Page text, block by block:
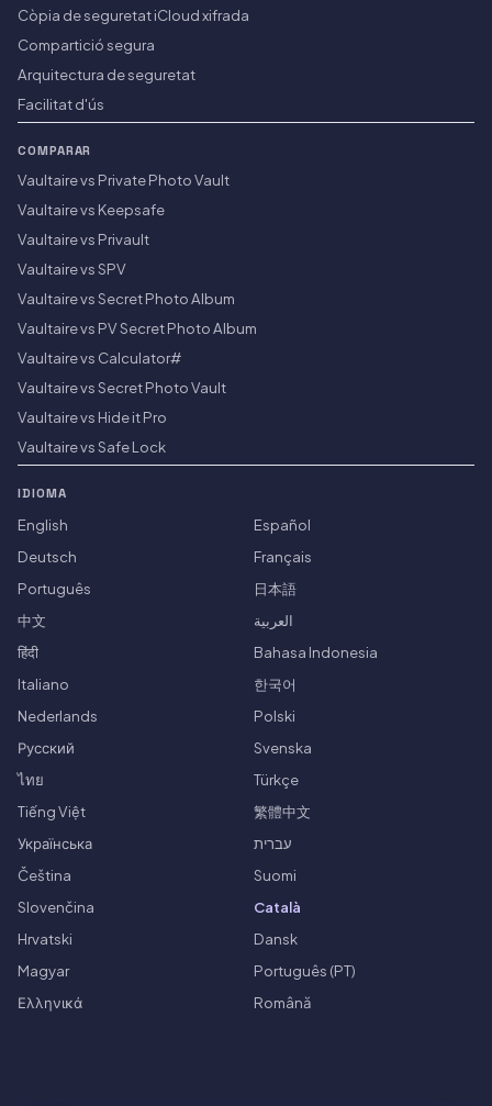
Còpia de seguretat iCloud xifrada
Compartició segura
Arquitectura de seguretat
Facilitat d'ús
COMPARAR
Vaultaire vs Private Photo Vault
Vaultaire vs Keepsafe
Vaultaire vs Privault
Vaultaire vs SPV
Vaultaire vs Secret Photo Album
Vaultaire vs PV Secret Photo Album
Vaultaire vs Calculator#
Vaultaire vs Secret Photo Vault
Vaultaire vs Hide it Pro
Vaultaire vs Safe Lock
IDIOMA
English
Español
Deutsch
Français
Português
日本語
中文
العربية
हिंदी
Bahasa Indonesia
Italiano
한국어
Nederlands
Polski
Русский
Svenska
ไทย
Türkçe
Tiếng Việt
繁體中文
Українська
עברית
Čeština
Suomi
Slovenčina
Català
Hrvatski
Dansk
Magyar
Português (PT)
Ελληνικά
Română